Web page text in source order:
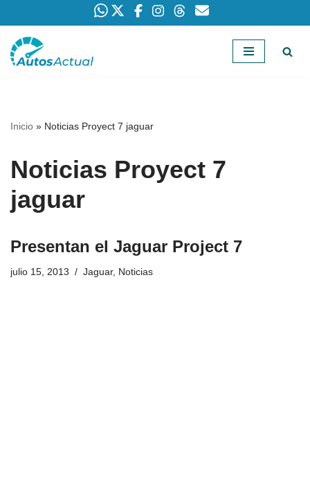
Saltar
Inicio » Noticias Proyect 7 jaguar
Noticias Proyect 7
jaguar
Presentan el Jaguar Project 7
julio 15, 2013 Jaguar, Noticias